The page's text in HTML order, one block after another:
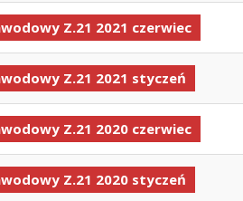
Z.21 2021 czerwiec
Z.21 2021 styczeń
Z.21 2020 czerwiec
Z.21 2020 styczeń